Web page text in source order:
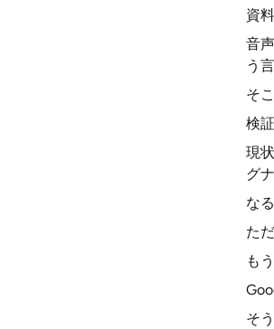
資
音
う
そ
検
現
グ
な
た
も
そ